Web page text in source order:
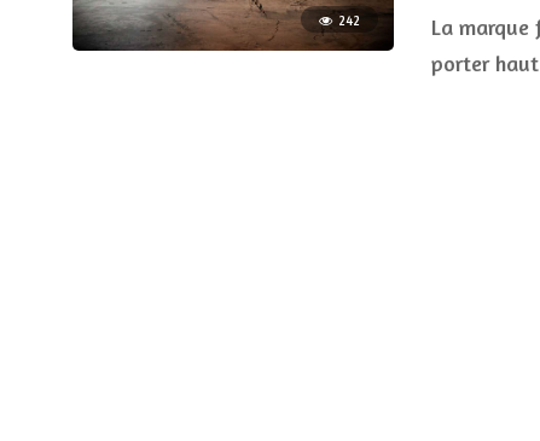
242
La marque
porter